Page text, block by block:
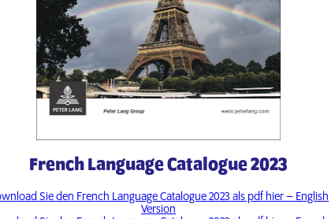
French Language Catalogue 2023
Sie den French Language Catalogue 2023 als pdf hier – English
Version